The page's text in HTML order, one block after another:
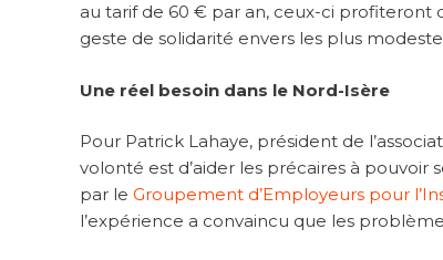
au tarif de 60 € par an, ceux-ci
geste de solidarité envers les plus
Une réel besoin dans le Nord-Isère
Pour Patrick Lahaye, président de
volonté est d’aider les précaires à
par le Groupement d’Employeurs pour
l’expérience a convaincu que les